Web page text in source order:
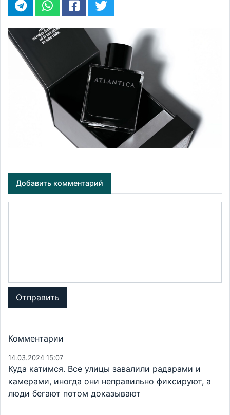
Добавить комментарий
Отправить
Комментарии
14.03.2024 15:07
Куда катимся. Все улицы завалили радарами и
камерами, иногда они неправильно фиксируют, а
люди бегают потом доказывают